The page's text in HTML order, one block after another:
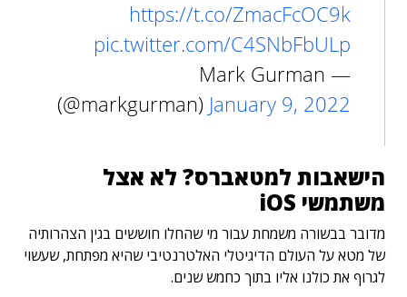
https://t.co/ZmacFcOC9k
pic.twitter.com/C4SNbFbULp
— Mark Gurman
(@markgurman) January 9, 2022
הישאבות למטאברס? לא אצל
משתמשי iOS
מדובר בבשורה משמחת עבור מי שהחלו חוששים בגין הצהרותיה
של מטא על העולם הדיגיטלי האלטרנטיבי שהיא מפתחת, שעשוי
לגרוף את כולנו אליו בתוך כחמש שנים.